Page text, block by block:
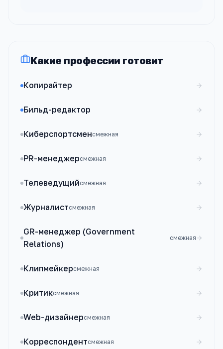
Какие профессии готовит
Копирайтер
Бильд-редактор
Киберспортсменсмежная
PR-менеджерсмежная
Телеведущийсмежная
Журналистсмежная
GR-менеджер (Government
Relations)
смежная
Клипмейкерсмежная
Критиксмежная
Web-дизайнерсмежная
Корреспондентсмежная